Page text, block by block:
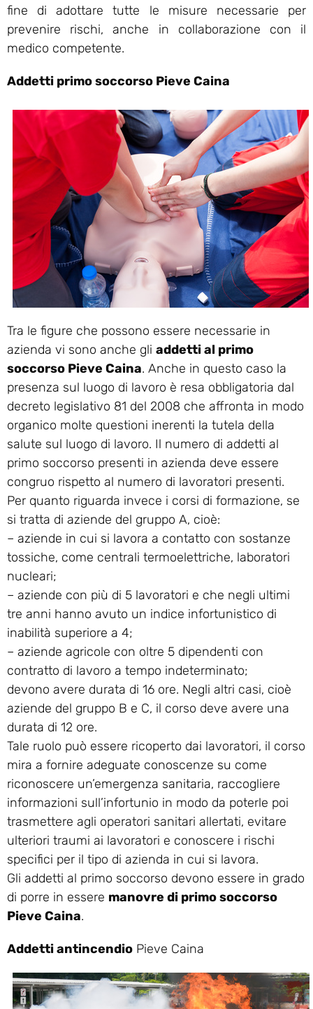
fine di adottare tutte le misure necessarie per
prevenire rischi, anche in collaborazione con il
medico competente.
Addetti primo soccorso Pieve Caina
Tra le figure che possono essere necessarie in
azienda vi sono anche gli addetti al primo
soccorso Pieve Caina. Anche in questo caso la
presenza sul luogo di lavoro è resa obbligatoria dal
decreto legislativo 81 del 2008 che affronta in modo
organico molte questioni inerenti la tutela della
salute sul luogo di lavoro. Il numero di addetti al
primo soccorso presenti in azienda deve essere
congruo rispetto al numero di lavoratori presenti.
Per quanto riguarda invece i corsi di formazione, se
si tratta di aziende del gruppo A, cioè:
– aziende in cui si lavora a contatto con sostanze
tossiche, come centrali termoelettriche, laboratori
nucleari;
– aziende con più di 5 lavoratori e che negli ultimi
tre anni hanno avuto un indice infortunistico di
inabilità superiore a 4;
– aziende agricole con oltre 5 dipendenti con
contratto di lavoro a tempo indeterminato;
devono avere durata di 16 ore. Negli altri casi, cioè
aziende del gruppo B e C, il corso deve avere una
durata di 12 ore.
Tale ruolo può essere ricoperto dai lavoratori, il corso
mira a fornire adeguate conoscenze su come
riconoscere un’emergenza sanitaria, raccogliere
informazioni sull’infortunio in modo da poterle poi
trasmettere agli operatori sanitari allertati, evitare
ulteriori traumi ai lavoratori e conoscere i rischi
specifici per il tipo di azienda in cui si lavora.
Gli addetti al primo soccorso devono essere in grado
di porre in essere manovre di primo soccorso
Pieve Caina.
Addetti antincendio Pieve Caina